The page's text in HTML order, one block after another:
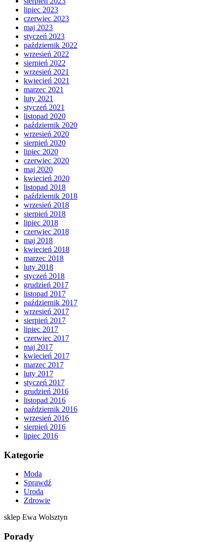
lipiec 2023
czerwiec 2023
maj 2023
styczeń 2023
październik 2022
wrzesień 2022
sierpień 2022
wrzesień 2021
kwiecień 2021
marzec 2021
luty 2021
styczeń 2021
listopad 2020
październik 2020
wrzesień 2020
sierpień 2020
lipiec 2020
czerwiec 2020
maj 2020
kwiecień 2020
listopad 2018
październik 2018
wrzesień 2018
sierpień 2018
lipiec 2018
czerwiec 2018
maj 2018
kwiecień 2018
marzec 2018
luty 2018
styczeń 2018
grudzień 2017
listopad 2017
październik 2017
wrzesień 2017
sierpień 2017
lipiec 2017
czerwiec 2017
maj 2017
kwiecień 2017
marzec 2017
luty 2017
styczeń 2017
grudzień 2016
listopad 2016
październik 2016
wrzesień 2016
sierpień 2016
lipiec 2016
Kategorie
Moda
Sprawdź
Uroda
Zdrowie
sklep Ewa Wolsztyn
Porady